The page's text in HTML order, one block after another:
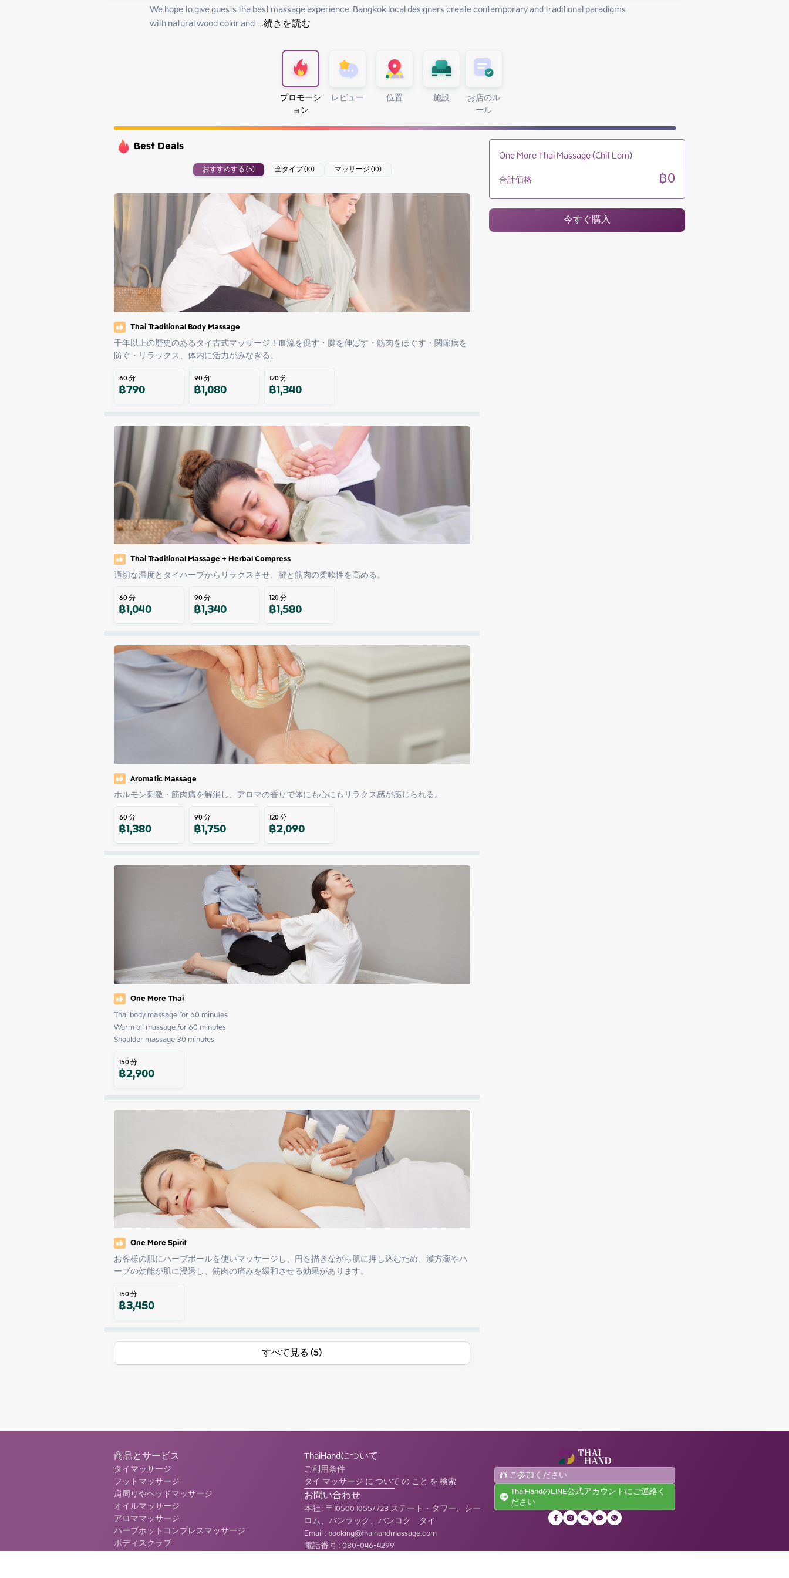
Tuesday 10:00 - 23:00
Wednesday 10:00 - 23:00
Thursday
We hope to give guests the best massage experience. Bangkok local designers create contemporary and traditional paradigms
with natural wood color and ...続きを読む
プロモーシ
ョン
レビュー 位置 施設 お店のル
ール
Best Deals
おすすめする (5) 全タイプ (10) マッサージ (10)
Thai Traditional Body Massage
千年以上の歴史のあるタイ古式マッサージ！血流を促す・腱を伸ばす・筋肉をほぐす・関節病を
防ぐ・リラックス、体内に活力がみなぎる。
60分
฿790 90分
฿1,080 120分
฿1,340
Thai Traditional Massage + Herbal Compress
適切な温度とタイハーブからリラクスさせ、腱と筋肉の柔軟性を高める。
60分
฿1,040 90分
฿1,340 120分
฿1,580
Aromatic Massage
ホルモン刺激・筋肉痛を解消し、アロマの香りで体にも心にもリラクス感が感じられる。
60分
฿1,380 90分
฿1,750 120分
฿2,090
One More Thai
Thai body massage for 60 minutes
Warm oil massage for 60 minutes
Shoulder massage 30 minutes
150分
฿2,900
One More Spirit
お客様の肌にハーブボールを使いマッサージし、円を描きながら肌に押し込むため、漢方薬やハ
ーブの効能が肌に浸透し、筋肉の痛みを緩和させる効果があります。
150分
฿3,450
すべて見る (5)
One More Thai Massage (Chit Lom)
合計価格 ฿0
今すぐ購入
商品とサービス
タイマッサージ
フットマッサージ
肩周りやヘッドマッサージ
オイルマッサージ
アロママッサージ
ハーブホットコンプレスマッサージ
ボディスクラブ
ThaiHandについて
ご利用条件
タイ マッサージ に ついて の こと を 検索
お問い合わせ
本社:〒10500 1055/723 ステート・タワー、シー
ロム、バンラック、バンコク タイ
Email :booking@thaihandmassage.com
電話番号:080-046-4299
ご参加ください
ThaiHandのLINE公式アカウントにご連絡く
ださい